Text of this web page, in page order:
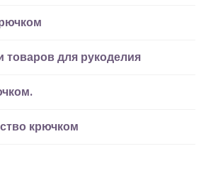
товаров для рукоделия
крючком